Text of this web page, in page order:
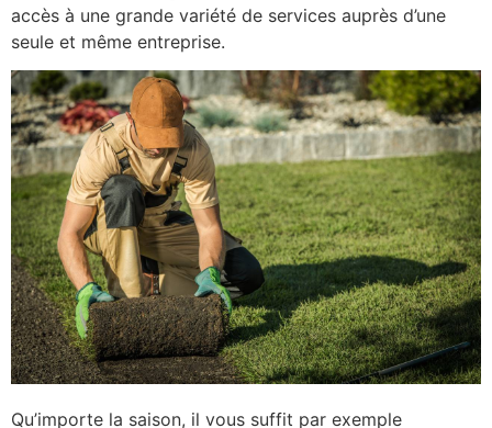
accès à une grande variété de services auprès d’une
seule et même entreprise.
Qu’importe la saison, il vous suffit par exemple